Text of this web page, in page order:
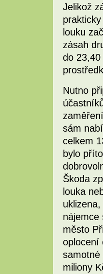
Jelikož
louku
zásah
do
Nutno
sám
celkem
bylo
Škoda
louka
nájemce
město
oplocení
samotné
miliony